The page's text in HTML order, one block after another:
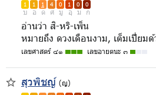
1 1 1 4 0 1 0 0
บ อ ด ศ มู อุ ม ก
อ่านว่า สิ-หริ-เพ็น
หมายถึง ดวงเดือนงาม, เต็มเปี่ยม
เลขศาสตร์ ๔๑ เลขอายตนะ ๓
สุวพิชญ์ (ญ)